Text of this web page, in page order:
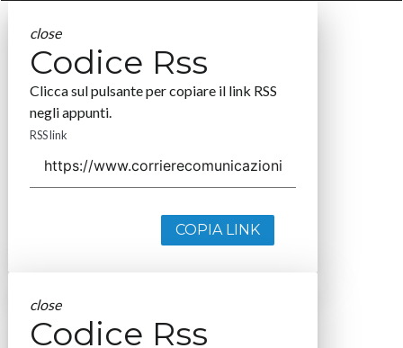
close
Codice Rss
Clicca sul pulsante per copiare il link RSS
negli appunti.
RSS link
COPIA LINK
close
Codice Rss